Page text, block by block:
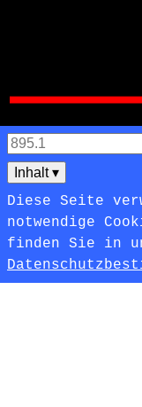
Inhalt▾
Diese Seite
notwendige
finden Sie in